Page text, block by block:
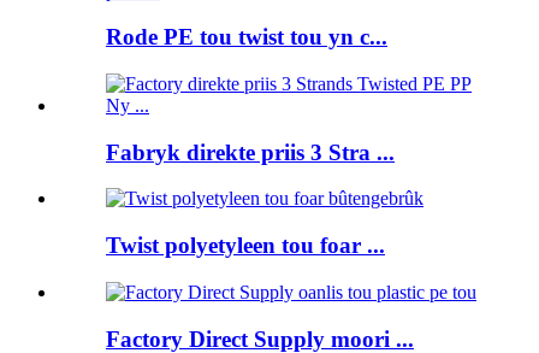
Rode PE tou twist tou yn c...
Fabryk direkte priis 3 Stra ...
Twist polyetyleen tou foar ...
Factory Direct Supply moori ...